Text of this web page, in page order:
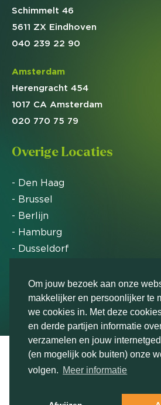
Om jouw bezoek aan onze
makkelijker en persoonlijker te
we cookies in. Met deze
en derde partijen informatie
verzamelen en jouw
(en mogelijk ook buiten) onze
volgen. Meer informatie
Neem contact met
Schimmelt 46
5611 ZX Eindhoven
040 239 22 90
Amsterdam
Herengracht 454
1017 CA Amsterdam
020 770 75 79
Overige Locaties
- Den Haag
- Brussel
- Berlijn
- Hamburg
- Dusseldorf
Markteffect is door het
uitgeroepen tot FD Gazelle
2018, 2019, 2020, 2021, 2022,
© Markteffect, onderdeel van The